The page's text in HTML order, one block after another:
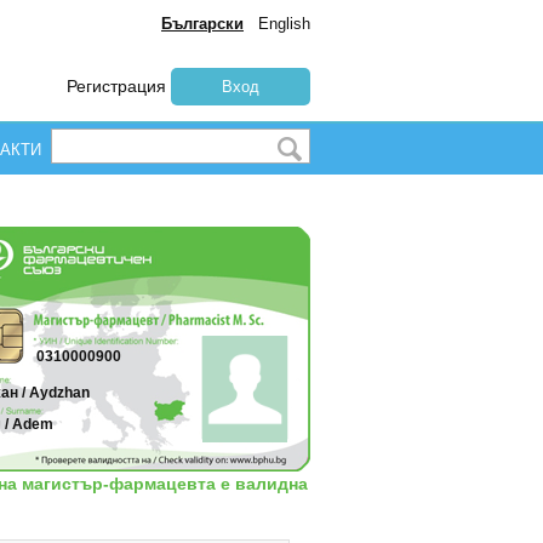
Български English
Регистрация Вход
0310000900
/ Aydzhan
Adem
магистър-фармацевта е валидна